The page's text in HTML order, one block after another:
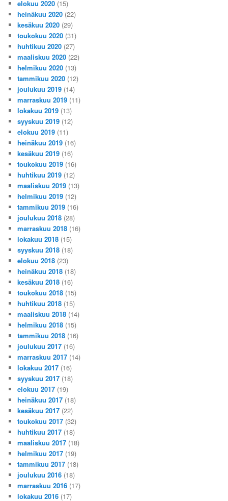
elokuu 2020 (15)
heinäkuu 2020 (22)
kesäkuu 2020 (29)
toukokuu 2020 (31)
huhtikuu 2020 (27)
maaliskuu 2020 (22)
helmikuu 2020 (13)
tammikuu 2020 (12)
joulukuu 2019 (14)
marraskuu 2019 (11)
lokakuu 2019 (13)
syyskuu 2019 (12)
elokuu 2019 (11)
heinäkuu 2019 (16)
kesäkuu 2019 (16)
toukokuu 2019 (16)
huhtikuu 2019 (12)
maaliskuu 2019 (13)
helmikuu 2019 (12)
tammikuu 2019 (16)
joulukuu 2018 (28)
marraskuu 2018 (16)
lokakuu 2018 (15)
syyskuu 2018 (18)
elokuu 2018 (23)
heinäkuu 2018 (18)
kesäkuu 2018 (16)
toukokuu 2018 (15)
huhtikuu 2018 (15)
maaliskuu 2018 (14)
helmikuu 2018 (15)
tammikuu 2018 (16)
joulukuu 2017 (16)
marraskuu 2017 (14)
lokakuu 2017 (16)
syyskuu 2017 (18)
elokuu 2017 (19)
heinäkuu 2017 (18)
kesäkuu 2017 (22)
toukokuu 2017 (32)
huhtikuu 2017 (18)
maaliskuu 2017 (18)
helmikuu 2017 (19)
tammikuu 2017 (18)
joulukuu 2016 (18)
marraskuu 2016 (17)
lokakuu 2016 (17)